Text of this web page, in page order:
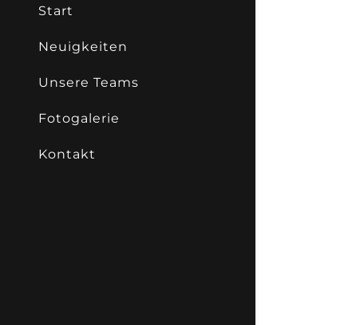
Start
Neuigkeiten
Unsere Teams
Fotogalerie
Kontakt